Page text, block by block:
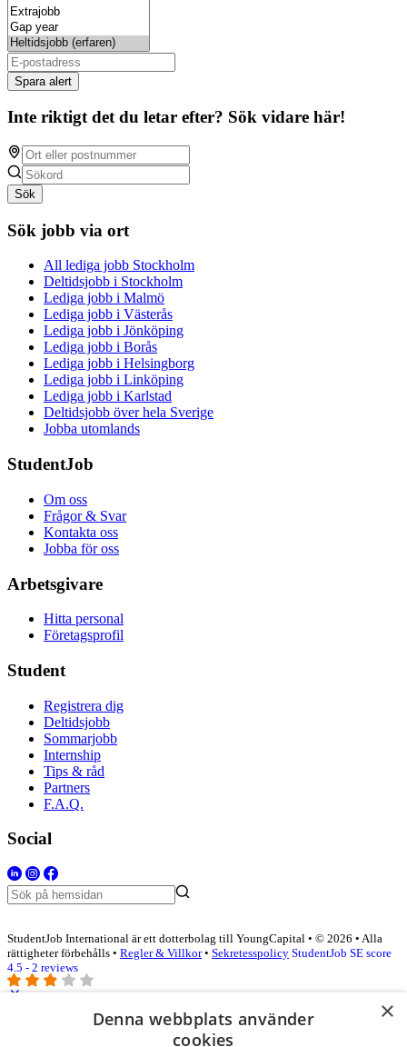
Spara alert
Inte riktigt det du letar efter? Sök vidare här!
Sök
Sök jobb via ort
All lediga jobb Stockholm
Deltidsjobb i Stockholm
Lediga jobb i Malmö
Lediga jobb i Västerås
Lediga jobb i Jönköping
Lediga jobb i Borås
Lediga jobb i Helsingborg
Lediga jobb i Linköping
Lediga jobb i Karlstad
Deltidsjobb över hela Sverige
Jobba utomlands
StudentJob
Om oss
Frågor & Svar
Kontakta oss
Jobba för oss
Arbetsgivare
Hitta personal
Företagsprofil
Student
Registrera dig
Deltidsjobb
Sommarjobb
Internship
Tips & råd
Partners
F.A.Q.
Social
StudentJob International är ett dotterbolag till YoungCapital • © 2026 • Alla
rättigheter förbehålls • Regler & Villkor• Sekretesspolicy StudentJob SE score
4.5 - 2 reviews
Logga in som företag
×
Denna webbplats använder
cookies